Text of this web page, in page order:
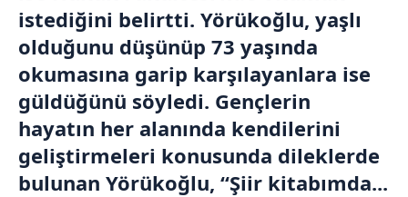
istediğini belirtti. Yörükoğlu, yaşlı
olduğunu düşünüp 73 yaşında
okumasına garip karşılayanlara ise
güldüğünü söyledi. Gençlerin
hayatın her alanında kendilerini
geliştirmeleri konusunda dileklerde
bulunan Yörükoğlu, “Şiir kitabımda...